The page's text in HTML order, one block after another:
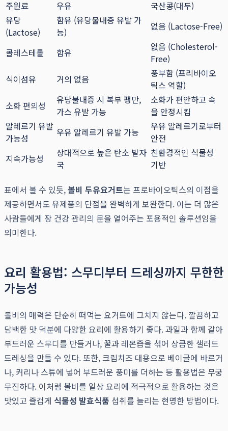
주원료 우유
국산콩(대두)
유당
(Lactose)
함유 (유당불내증 유발 가
능)
없음 (Lactose-Free)
콜레스테롤 함유
없음 (Cholesterol-
Free)
식이섬유
거의 없음
풍부함 (프리바이오
틱스 역할)
소화 편의성
유당불내증 시 복부 팽만,
가스 유발 가능
소화가 편안하고 속
을 안정시킴
알레르기 유발
가능성
우유 알레르기 유발 가능
우유 알레르기로부터
안전
지속가능성
상대적으로 높은 탄소 발자
국
친환경적인 식물성
기반
표에서 볼 수 있듯,볼비 두유요거트는 프로바이오틱스의 이점을
제공하면서도 유제품의 단점을 완벽하게 보완한다. 이는 더 많은
사람들에게 장 건강 관리의 문을 열어주는 포용적인 솔루션임을
의미한다.
요리 활용법: 스무디부터 드레싱까지 무한한
가능성
볼비의 매력은 단순히 떠먹는 요거트에 그치지 않는다. 깔끔하고
담백한 맛 덕분에 다양한 요리에 활용하기 좋다. 과일과 함께 갈아
부드러운 스무디를 만들거나, 꿀과 레몬즙을 섞어 상큼한 샐러드
드레싱을 만들 수 있다. 또한, 크림치즈 대용으로 베이글에 바르거
나, 커리나 스튜에 넣어 부드러운 풍미를 더하는 등 활용법은 무궁
무진하다. 이처럼 볼비를 일상 요리에 적극적으로 활용하는 것은
맛있고 즐겁게 식물성 발효식품 섭취를 늘리는 현명한 방법이다.